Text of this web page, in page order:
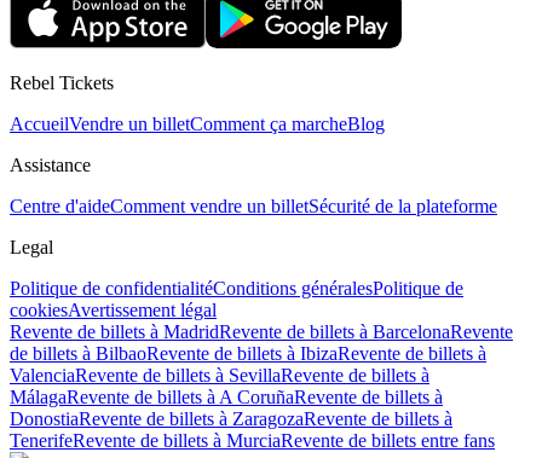
Rebel Tickets
AccueilVendre un billetComment ça marcheBlog
Assistance
Centre d'aideComment vendre un billetSécurité de la plateforme
Legal
Politique de confidentialitéConditions généralesPolitique de
cookiesAvertissement légal
Revente de billets à MadridRevente de billets à BarcelonaRevente
de billets à BilbaoRevente de billets à IbizaRevente de billets à
ValenciaRevente de billets à SevillaRevente de billets à
MálagaRevente de billets à A CoruñaRevente de billets à
DonostiaRevente de billets à ZaragozaRevente de billets à
TenerifeRevente de billets à MurciaRevente de billets entre fans